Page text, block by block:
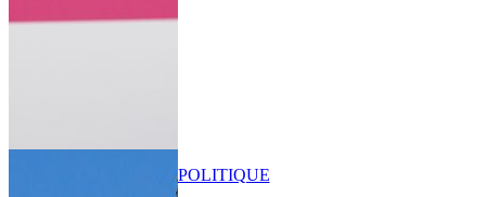
POLITIQUE